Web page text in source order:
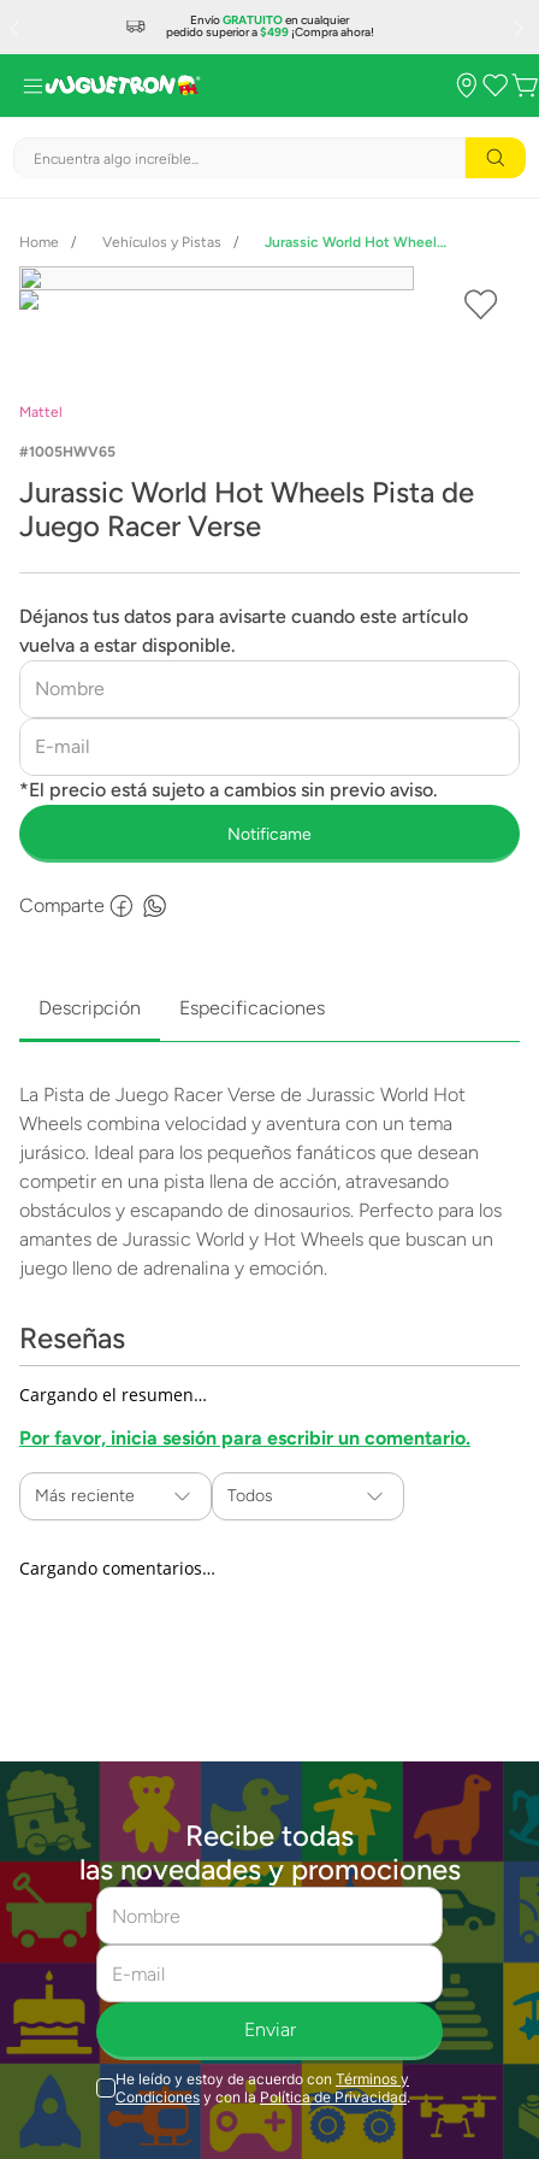
EnvíoGRATUITOen cualquier
pedido superior a$499¡Compra ahora!
Encuentra algo increíble...
Vehículos y Pistas Jurassic World Hot Wheels Pista de Juego Racer Verse
Mattel
1005HWV65
Jurassic World Hot Wheels Pista de
Juego Racer Verse
Déjanos tus datos para avisarte cuando este artículo
vuelva a estar disponible.
Comparte
Descripción Especificaciones
La Pista de Juego Racer Verse de Jurassic World Hot
Wheels combina velocidad y aventura con un tema
jurásico. Ideal para los pequeños fanáticos que desean
competir en una pista llena de acción, atravesando
obstáculos y escapando de dinosaurios. Perfecto para los
amantes de Jurassic World y Hot Wheels que buscan un
juego lleno de adrenalina y emoción.
Reseñas
Cargando el resumen…
Por favor, inicia sesión para escribir un comentario.
Más reciente Todos
Cargando comentarios…
Recibe todas
las novedades y promociones
Enviar
He leído y estoy de acuerdo con Términos y
Condiciones y con la Política de Privacidad.